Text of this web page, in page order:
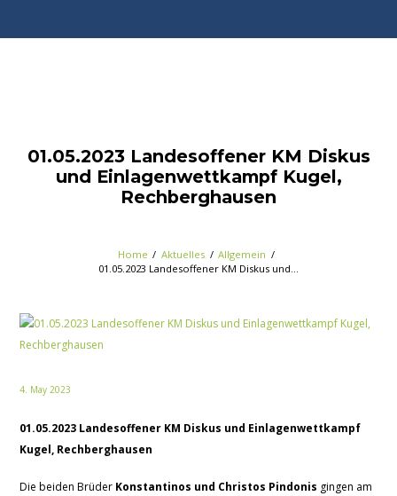
01.05.2023 Landesoffener KM Diskus
und Einlagenwettkampf Kugel,
Rechberghausen
Home Aktuelles
Allgemein
01.05.2023 Landesoffener KM Diskus und...
4. May 2023
01.05.2023 Landesoffener KM Diskus und Einlagenwettkampf
Kugel, Rechberghausen
Die beiden Brüder Konstantinos und Christos Pindonis gingen am